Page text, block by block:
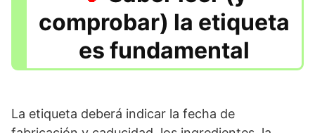
comprobar) la etiqueta
es fundamental
La etiqueta deberá indicar la fecha de